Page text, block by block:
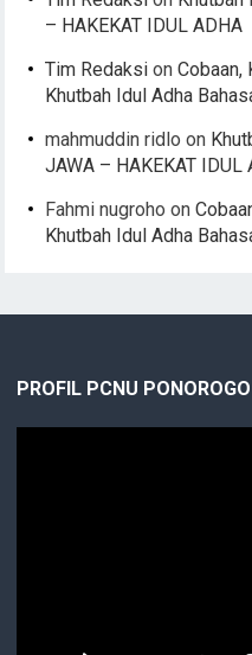
– HAKEKAT IDUL ADHA
Tim Redaksi onCobaan,
Khutbah Idul Adha
mahmuddin ridlo on
JAWA – HAKEKAT IDUL
Fahmi nugroho on
Khutbah Idul Adha
PROFIL PCNU PONOROGO